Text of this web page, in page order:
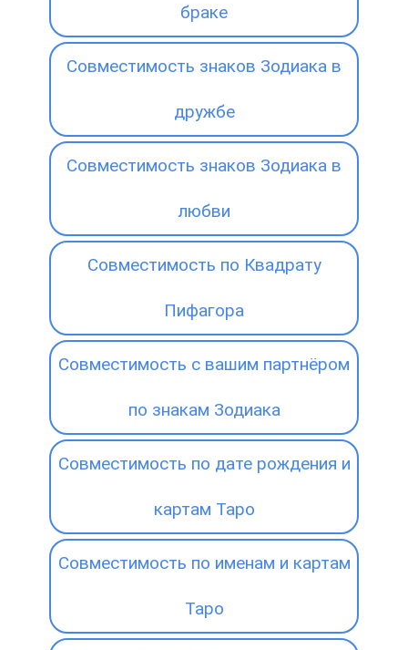
браке
Совместимость знаков Зодиака в
дружбе
Совместимость знаков Зодиака в
любви
Совместимость по Квадрату
Пифагора
Совместимость с вашим партнёром
по знакам Зодиака
Совместимость по дате рождения и
картам Таро
Совместимость по именам и картам
Таро